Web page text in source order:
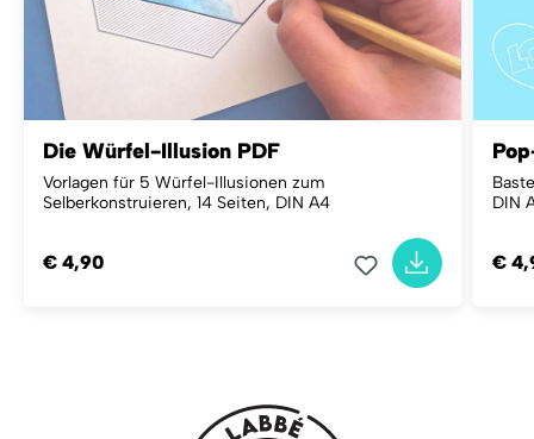
Die Würfel-Illusion PDF
Vorlagen für 5 Würfel-Illusionen zum
Selberkonstruieren, 14 Seiten, DIN A4
€ 4,90
DIN
€